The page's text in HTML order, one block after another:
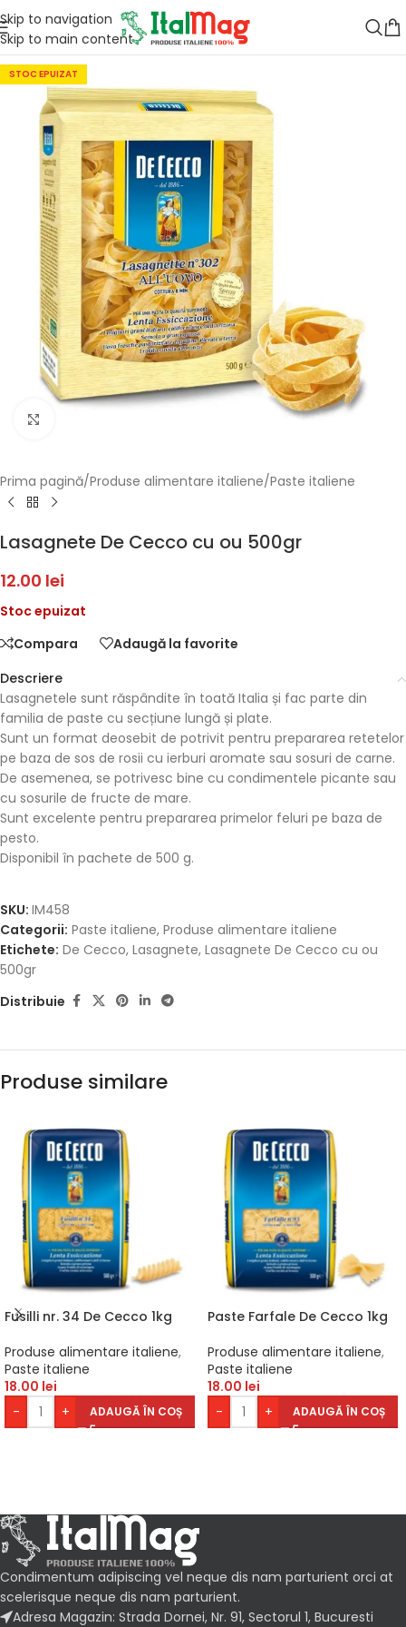
Skip to navigation
Skip to main content
STOC EPUIZAT
Prima pagină/Produse alimentare italiene/Paste italiene
Lasagnete De Cecco cu ou 500gr
12.00 lei
Stoc epuizat
Compara
Adaugă la favorite
Descriere
Lasagnetele sunt răspândite în toată Italia și fac parte din
familia de paste cu secțiune lungă și plate.
Sunt un format deosebit de potrivit pentru prepararea retetelor
pe baza de sos de rosii cu ierburi aromate sau sosuri de carne.
De asemenea, se potrivesc bine cu condimentele picante sau
cu sosurile de fructe de mare.
Sunt excelente pentru prepararea primelor feluri pe baza de
pesto.
Disponibil în pachete de 500 g.
SKU: IM458
Categorii: Paste italiene, Produse alimentare italiene
Etichete: De Cecco, Lasagnete, Lasagnete De Cecco cu ou
500gr
Distribuie
Produse similare
Fusilli nr. 34 De Cecco 1kg
Produse alimentare italiene,
Paste italiene
18.00 lei
-
+ ADAUGĂ ÎN COȘ
Paste Farfale De Cecco 1kg
Produse alimentare italiene,
Paste italiene
18.00 lei
-
+ ADAUGĂ ÎN COȘ
Condimentum adipiscing vel neque dis nam parturient orci at
scelerisque neque dis nam parturient.
Adresa Magazin: Strada Dornei, Nr. 91, Sectorul 1, Bucuresti